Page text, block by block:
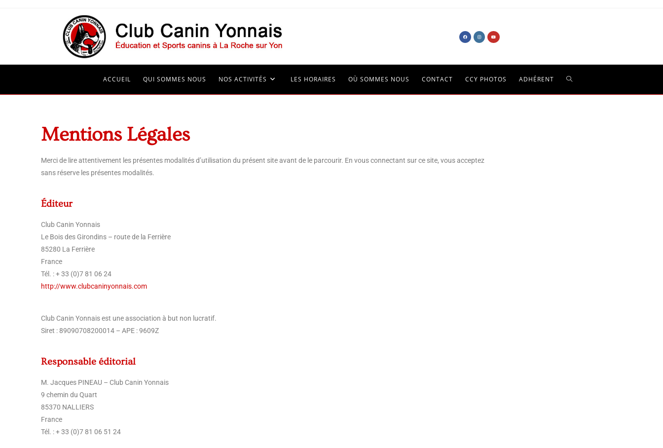
ACCUEIL QUI SOMMES NOUS NOS ACTIVITÉS LES HORAIRES OÙ SOMMES NOUS CONTACT CCY PHOTOS ADHÉRENT
Mentions Légales
Merci de lire attentivement les présentes modalités d’utilisation du présent site avant de le parcourir. En vous connectant sur ce site, vous acceptez
sans réserve les présentes modalités.
Éditeur
Club Canin Yonnais
Le Bois des Girondins – route de la Ferrière
85280 La Ferrière
France
Tél. : + 33 (0)7 81 06 24
http://www.clubcaninyonnais.com
Club Canin Yonnais est une association à but non lucratif.
Siret : 89090708200014 – APE : 9609Z
Responsable éditorial
M. Jacques PINEAU – Club Canin Yonnais
9 chemin du Quart
85370 NALLIERS
France
Tél. : + 33 (0)7 81 06 51 24